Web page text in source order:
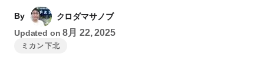
By
クロダマサノブ
Updated on 8月 22, 2025
ミカン下北